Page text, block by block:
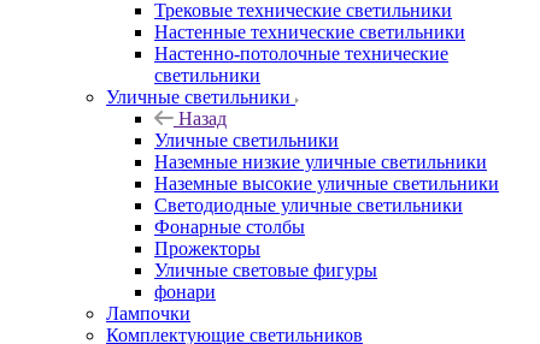
Трековые технические светильники
Настенные технические светильники
Настенно-потолочные технические
светильники
Уличные светильники
Назад
Уличные светильники
Наземные низкие уличные светильники
Наземные высокие уличные светильники
Светодиодные уличные светильники
Фонарные столбы
Прожекторы
Уличные световые фигуры
фонари
Лампочки
Комплектующие светильников